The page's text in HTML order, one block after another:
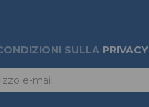
SULLA PRIVACY